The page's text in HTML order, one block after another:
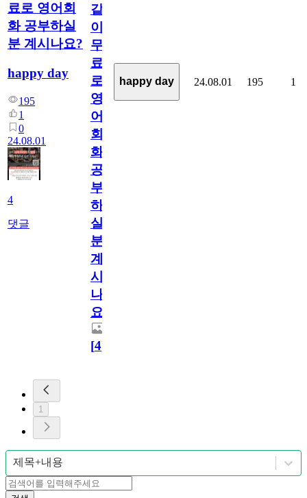
료로 영어회
화 공부하실
분 계시나요?
happy day
195
1
0
24.08.01
4
댓글
같
이
무
료
로
영
어
회
화
공
부
하
실
분
계
시
나
요?
[4]
happy day 24.08.01 195 1
1
제목+내용